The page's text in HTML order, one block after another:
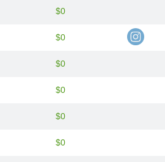
$0
$0
$0
$0
$0
$0